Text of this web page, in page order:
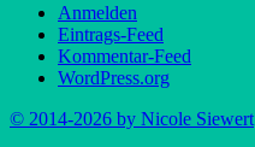
Anmelden
Eintrags-Feed
Kommentar-Feed
WordPress.org
© 2014-2026 by Nicole Siewert